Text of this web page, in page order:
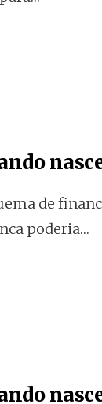
de
poderia…